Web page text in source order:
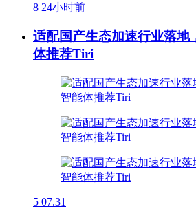
8 24小时前
适配国产生态加速行业落地
体推荐Tiri
5 07.31